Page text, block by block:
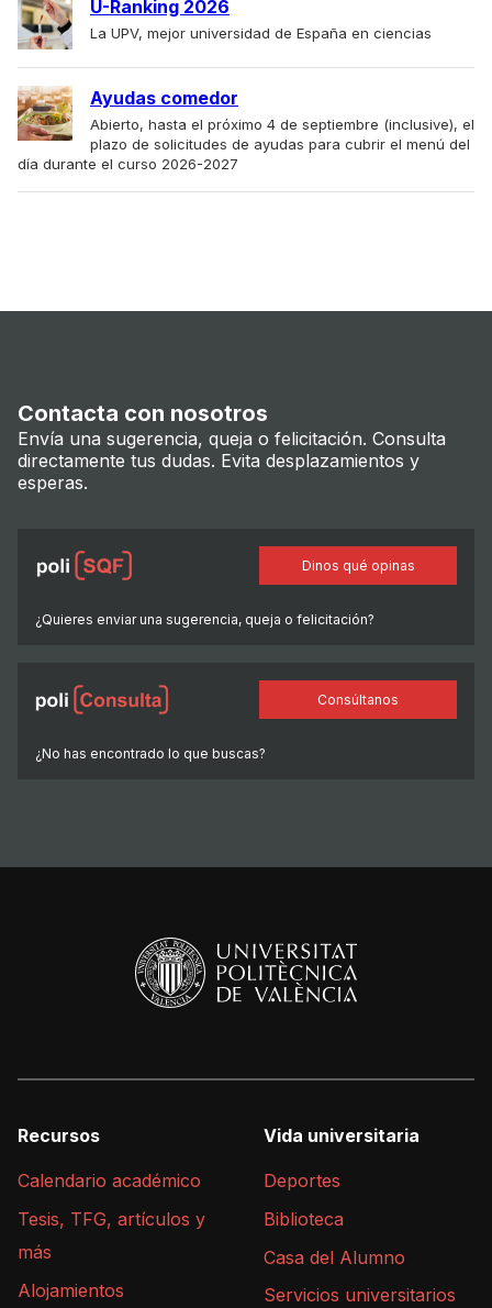
U-Ranking 2026
La UPV, mejor universidad de España en ciencias
Ayudas comedor
Abierto, hasta el próximo 4 de septiembre (inclusive), el
plazo de solicitudes de ayudas para cubrir el menú del
día durante el curso 2026-2027
Contacta con nosotros
Envía una sugerencia, queja o felicitación. Consulta
directamente tus dudas. Evita desplazamientos y
esperas.
¿Quieres enviar una sugerencia, queja o felicitación?
Dinos qué opinas
¿No has encontrado lo que buscas?
Consúltanos
Recursos
Calendario académico
Tesis, TFG, artículos y
más
Alojamientos
Vida universitaria
Deportes
Biblioteca
Casa del Alumno
Servicios universitarios